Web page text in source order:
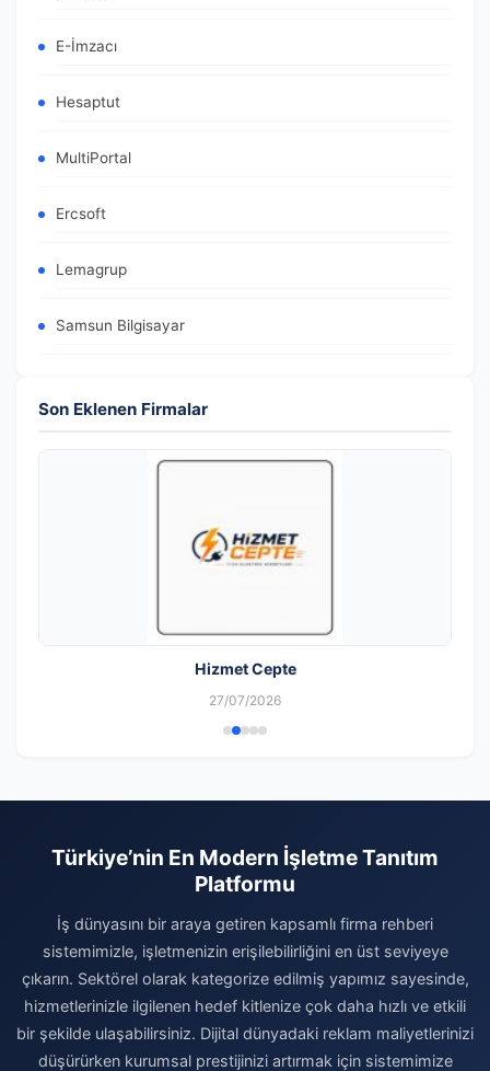
E-İmzacı
Hesaptut
MultiPortal
Ercsoft
Lemagrup
Samsun Bilgisayar
Son Eklenen Firmalar
Hizmet Cepte
27/07/2026
Türkiye’nin En Modern İşletme Tanıtım
Platformu
İş dünyasını bir araya getiren kapsamlı firma rehberi
sistemimizle, işletmenizin erişilebilirliğini en üst seviyeye
çıkarın. Sektörel olarak kategorize edilmiş yapımız sayesinde,
hizmetlerinizle ilgilenen hedef kitlenize çok daha hızlı ve etkili
bir şekilde ulaşabilirsiniz. Dijital dünyadaki reklam maliyetlerinizi
düşürürken kurumsal prestijinizi artırmak için sistemimize